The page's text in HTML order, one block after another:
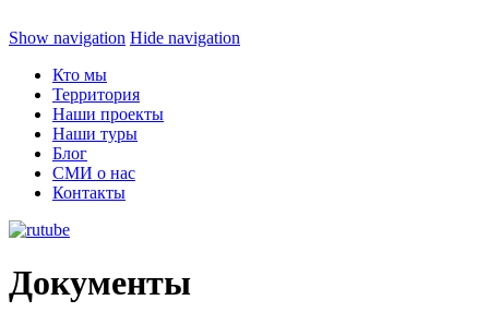
Show navigation Hide navigation
Кто мы
Территория
Наши проекты
Наши туры
Блог
СМИ о нас
Контакты
Документы